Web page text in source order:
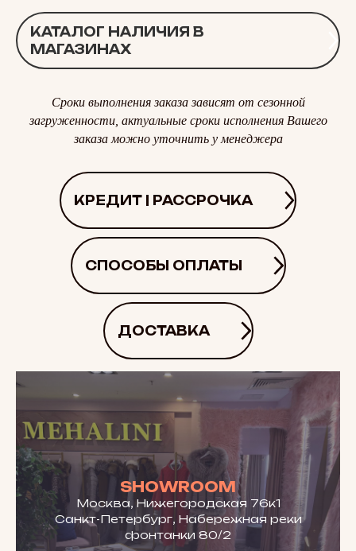
КАТАЛОГ НАЛИЧИЯ В
МАГАЗИНАХ
Сроки выполнения заказа зависят от сезонной
загруженности, актуальные сроки исполнения Вашего
заказа можно уточнить у менеджера
КРЕДИТ | РАССРОЧКА
СПОСОБЫ ОПЛАТЫ
ДОСТАВКА
SHOWROOM
Москва, Нижегородская 76к1
Санкт-Петербург, Набережная реки
фонтанки 80/2